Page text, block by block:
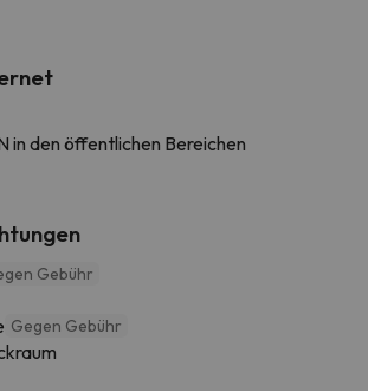
in den öffentlichen Bereichen
Gebühr
Gegen Gebühr